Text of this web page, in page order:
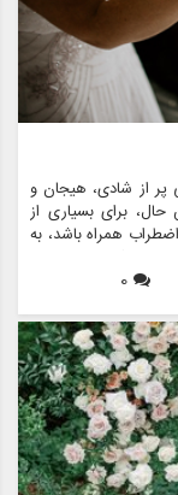
از شادی، هیجان و
برای بسیاری از
همراه باشد، به
حرکت مثبت بدن
لباس عروس تأثیر
عروس و اینکه چگونه
و توانمند برای
0